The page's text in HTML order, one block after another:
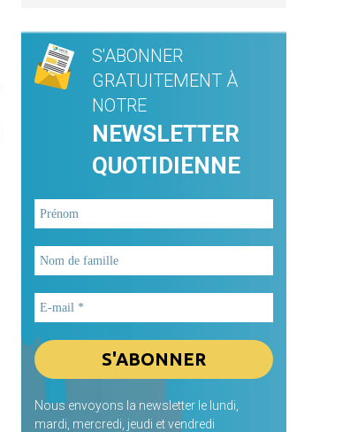
S'ABONNER
GRATUITEMENT À
NOTRE
NEWSLETTER
QUOTIDIENNE
Nous envoyons la newsletter le lundi,
mardi, mercredi, jeudi et vendredi